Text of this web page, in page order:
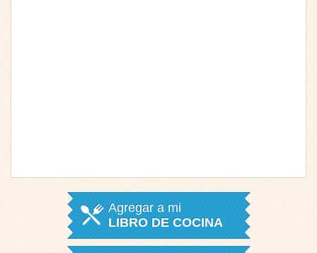
Agregar a mi
LIBRO DE COCINA